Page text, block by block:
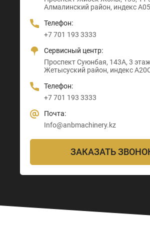
Алмалинский район, индекс
Телефон:
+7 701 193 3333
Сервисный центр:
Проспект Суюнбая, 143А, 3
Жетысуский район, индекс
Телефон:
+7 701 193 3333
Почта:
Info@anbmachinery.kz
Алматы район, индекс Z00T3F3
Телефон:
+7 705 121 64 24
Почта:
Info@anbmachinery.kz
+7 705 121 64 24
Info@anbmachinery.kz
+7 705 121 64 24
Info@anbmachinery.kz
ЗАКАЗАТЬ